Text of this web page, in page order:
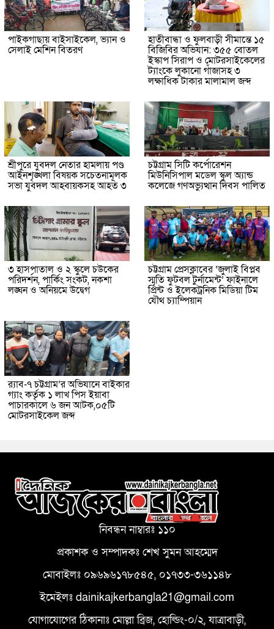
পাইকগাছায় বাইসাইকেল, ভ্যান ও
সেলাই মেশিন বিতরণ
হাতীবান্ধা ও ফুলবাড়ী সীমান্তে ১৫
বিজিবির অভিযান: ৩৫৫ বোতল
ইস্কাপ সিরাপ ও মোটরসাইকেলের
ট্যাংকে লুকানো গাঁজাসহ ৩
লক্ষাধিক টাকার মালামাল জব্দ
শ্রীপুরে যুবদল নেতার হামলায় পণ্ড
আইনশৃঙ্খলা বিষয়ক সচেতনামূলক
সভা যুবদল আহবায়কসহ আহত ৩
চট্টগ্রাম সিটি কর্পোরেশন
মিউনিসিপাল মডেল স্কুল অ্যান্ড
কলেজে গণঅভ্যুত্থান দিবস পালিত
৩ হাসপাতাল ও ২ স্কুলে চউকের
পরিদর্শন, পার্কিং সংকট, নকশা
লঙ্ঘন ও অনিয়মে উদ্বেগ
চট্টগ্রাম প্রেসক্লাবের ‘জুলাই বিপ্লব
স্মৃতি ফুটবল টুর্নামেন্ট’ ফাইনালে
প্রিন্ট ও ইলেকট্রনিক মিডিয়া টিম
যৌথ চ্যাম্পিয়ান
র‌্যাব-৭ চট্টগ্রাম’র অভিযানে বাইকার
গ্যাং কর্তৃক ১ লাখ পিস ইয়াবা
পাচারকালে ৬ জন আটক,০৫টি
মোটরসাইকেল জব্দ
নিবন্ধন নাম্বারঃ ১১০
প্রকাশক ও সম্পাদকঃ শেখ সুমন আহম্মেদ
মোবাইলঃ ০৯৬৯৬১৭৮৫৪৫, ০১৭৩৩-৩৬১১৪৮
ইমেইলঃ dainikajkerbangla21@gmail.com
যোগাযোগের ঠিকানাঃ মোল্লা ব্রিজ, হোল্ডিং-০/২, যাত্রাবাড়ী,